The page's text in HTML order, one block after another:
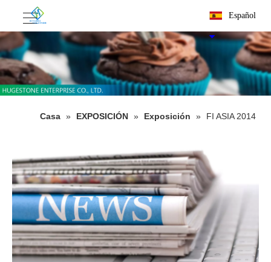
Español
Casa » EXPOSICIÓN » Exposición » FI ASIA 2014